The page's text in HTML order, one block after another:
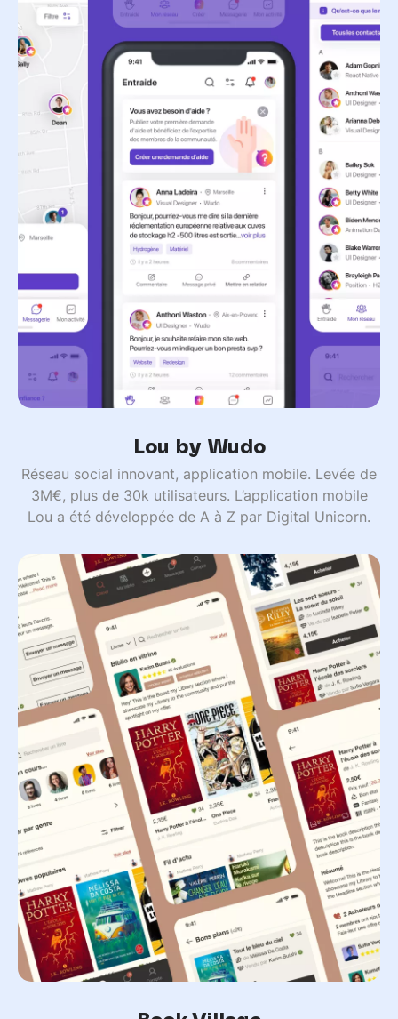
Lou by Wudo
Réseau social innovant, application mobile. Levée de
3M€, plus de 30k utilisateurs. L’application mobile
Lou a été développée de A à Z par Digital Unicorn.